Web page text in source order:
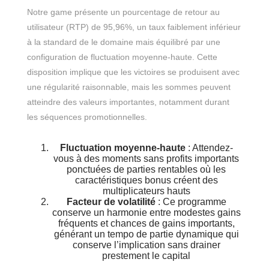
Notre game présente un pourcentage de retour au
utilisateur (RTP) de 95,96%, un taux faiblement inférieur
à la standard de le domaine mais équilibré par une
configuration de fluctuation moyenne-haute. Cette
disposition implique que les victoires se produisent avec
une régularité raisonnable, mais les sommes peuvent
atteindre des valeurs importantes, notamment durant
les séquences promotionnelles.
Fluctuation moyenne-haute: Attendez-
vous à des moments sans profits importants
ponctuées de parties rentables où les
caractéristiques bonus créent des
multiplicateurs hauts
Facteur de volatilité: Ce programme
conserve un harmonie entre modestes gains
fréquents et chances de gains importants,
générant un tempo de partie dynamique qui
conserve l’implication sans drainer
prestement le capital